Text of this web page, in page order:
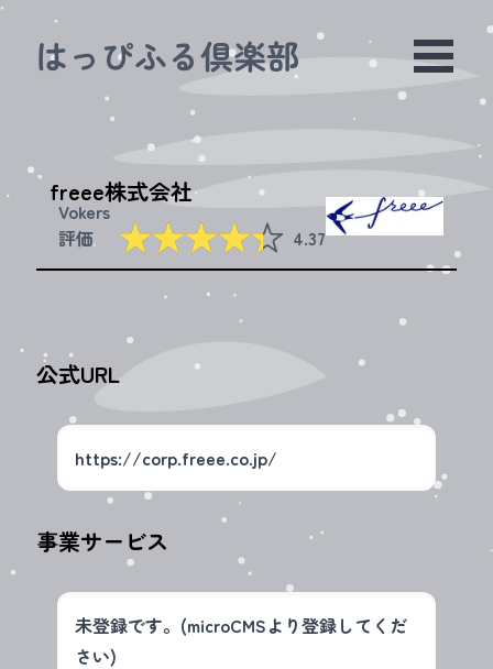
はっぴふる倶楽部
freee株式会社
Vokers
評価
☆☆☆☆☆
★★★★★ 4.37
公式URL
https://corp.freee.co.jp/
事業サービス
未登録です。(microCMSより登録してくだ
さい)